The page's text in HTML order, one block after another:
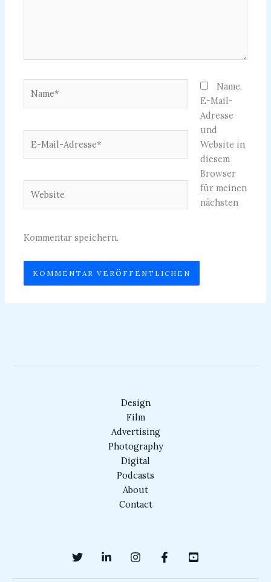
Mail-
Name,
E-Mail-
Adresse
und
Website in
diesem
Browser
für meinen
nächsten
Kommentar speichern.
Design
Film
Advertising
Photography
Digital
Podcasts
About
Contact